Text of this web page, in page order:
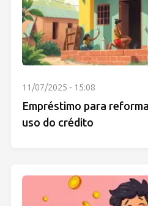
11/07/2025 - 15:08
Empréstimo para
uso do crédito